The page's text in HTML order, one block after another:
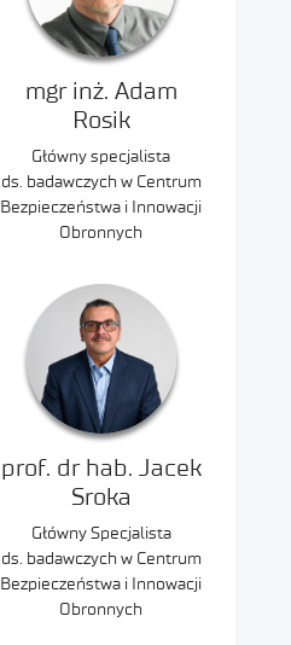
mgr inż. Adam
Rosik
Główny specjalista
ds. badawczych w Centrum
Bezpieczeństwa i Innowacji
Obronnych
prof. dr hab. Jacek
Sroka
Główny Specjalista
ds. badawczych w Centrum
Bezpieczeństwa i Innowacji
Obronnych